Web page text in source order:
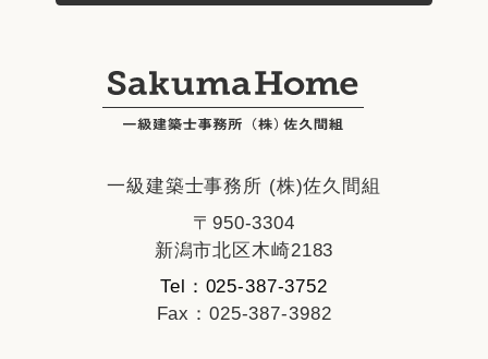
一級建築士事務所 (株)佐久間組
〒950-3304
新潟市北区木崎2183
Tel：025-387-3752
Fax：025-387-3982